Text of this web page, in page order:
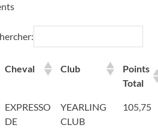
Cheval Club
Points
Total
EXPRESSO
DE
YEARLING
CLUB
105,75